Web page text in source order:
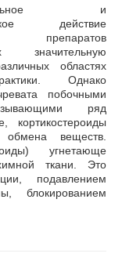
и
действие
препаратов
значительную
областях
Однако
побочными
ряд
веществ.
угнетающе
ткани. Это
подавлением
блокированием